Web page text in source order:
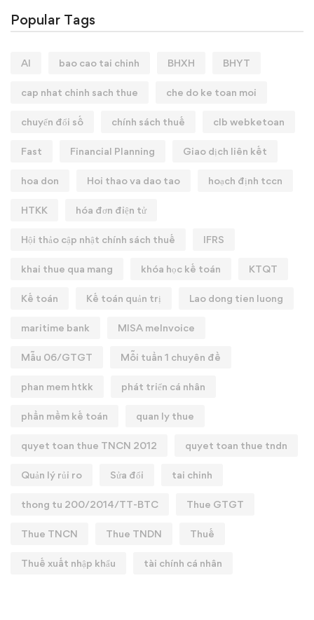
Popular Tags
AI bao cao tai chinh BHXH BHYT
cap nhat chinh sach thue che do ke toan moi
chuyển đổi số chính sách thuế clb webketoan
Fast Financial Planning Giao dịch liên kết
hoa don Hoi thao va dao tao hoạch định tccn
HTKK hóa đơn điện tử
Hội thảo cập nhật chính sách thuế IFRS
khai thue qua mang khóa học kế toán KTQT
Kế toán Kế toán quản trị Lao dong tien luong
maritime bank MISA meInvoice
Mẫu 06/GTGT Mỗi tuần 1 chuyên đề
phan mem htkk phát triển cá nhân
phần mềm kế toán quan ly thue
quyet toan thue TNCN 2012 quyet toan thue tndn
Quản lý rủi ro Sửa đổi tai chinh
thong tu 200/2014/TT-BTC Thue GTGT
Thue TNCN Thue TNDN Thuế
Thuế xuất nhập khẩu tài chính cá nhân